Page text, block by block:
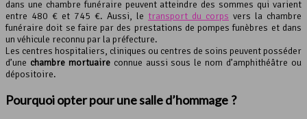
dans une chambre funéraire peuvent atteindre des sommes qui varient
entre 480 € et 745 €. Aussi, le transport du corps vers la chambre
funéraire doit se faire par des prestations de pompes funèbres et dans
un véhicule reconnu par la préfecture.
Les centres hospitaliers, cliniques ou centres de soins peuvent posséder
d’une chambre mortuaireconnue aussi sous le nom d’amphithéâtre ou
dépositoire.
Pourquoi opter pour unesalle d’hommage ?